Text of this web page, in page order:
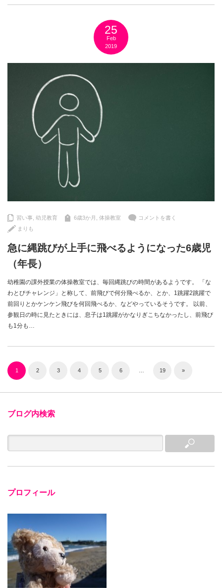
25
Feb
2019
習い事 幼児教育 6歳3か月 体操教室
コメントを書く
まりも
急に縄跳びが上手に飛べるようになった6歳児
（年長）
幼稚園の課外授業の体操教室では、毎回縄跳びの時間があるようです。 「な
わとびチャレンジ」と称して、前飛びで何分飛べるか、とか、1跳躍2跳躍で
前回りとかケンケン飛びを何回飛べるか、などやっているそうです。 以前、
参観日の時に見たときには、息子は1跳躍がかなりぎこちなかったし、前飛び
も1分も…
1 2 3 4 5 6 19 »
ブログ内検索
プロフィール